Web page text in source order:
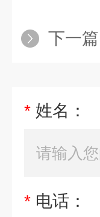
下一篇
* 姓名：
* 电话：